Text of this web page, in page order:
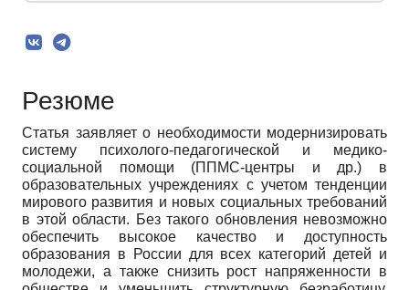
Резюме
Статья заявляет о необходимости модернизировать
систему психолого-педагогической и медико-
социальной помощи (ППМС-центры и др.) в
образовательных учреждениях с учетом тенденции
мирового развития и новых социальных требований
в этой области. Без такого обновления невозможно
обеспечить высокое качество и доступность
образования в России для всех категорий детей и
молодежи, а также снизить рост напряженности в